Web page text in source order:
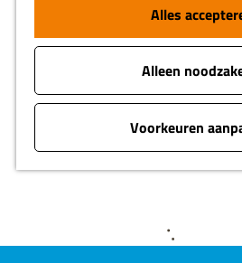
Alles
Alleen
Voorkeuren
e
n